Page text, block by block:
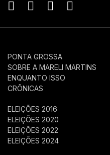
PONTA GROSSA
SOBRE A MARELI MARTINS
ENQUANTO ISSO
CRÔNICAS
ELEIÇÕES 2016
ELEIÇÕES 2020
ELEIÇÕES 2022
ELEIÇÕES 2024